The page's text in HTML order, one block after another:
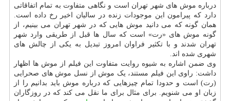
درباره موش های شهر تهران است و نگاهی متفاوت به تمام اتفاقاتی
دارد که پیرامون این موجودات زنده در سالیان اخیر رخ داده است.
همان گونه که می دانید موش هایی که در شهر تهران می بینیم، از
گونه موش های «رت» است که سال ها قبل از طریقی وارد شهر
تهران شدند و با تکثیر فراوان امروز تبدیل به یکی از چالش های
شهری شده اند.
وی ضمن اشاره به شیوه روایت متفاوت این فیلم از موش ها اظهار
داشت: راوی این فیلم مستند، یک موش از نسل موش های صحرایی
(رت) است و حدودا تمام چیزهایی که درباره موش باید بدانیم را از
زبان او می شنویم. برای مثال برای ما نقل می کند که در روزگاران